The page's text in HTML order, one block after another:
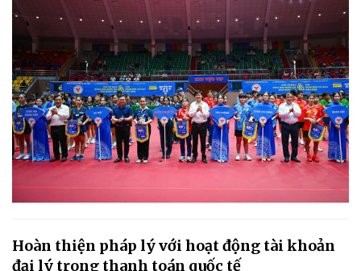
Hoàn thiện pháp lý với hoạt động tài khoản
đại lý trong thanh toán quốc tế